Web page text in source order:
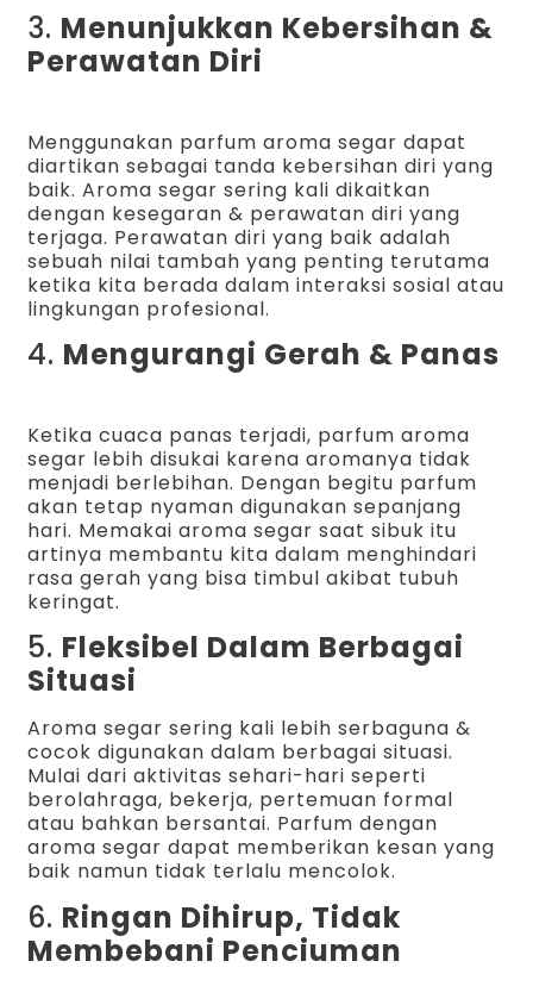
3. Menunjukkan Kebersihan &
Perawatan Diri
Menggunakan parfum aroma segar dapat
diartikan sebagai tanda kebersihan diri yang
baik. Aroma segar sering kali dikaitkan
dengan kesegaran & perawatan diri yang
terjaga. Perawatan diri yang baik adalah
sebuah nilai tambah yang penting terutama
ketika kita berada dalam interaksi sosial atau
lingkungan profesional.
4. Mengurangi Gerah & Panas
Ketika cuaca panas terjadi, parfum aroma
segar lebih disukai karena aromanya tidak
menjadi berlebihan. Dengan begitu parfum
akan tetap nyaman digunakan sepanjang
hari. Memakai aroma segar saat sibuk itu
artinya membantu kita dalam menghindari
rasa gerah yang bisa timbul akibat tubuh
keringat.
5. Fleksibel Dalam Berbagai
Situasi
Aroma segar sering kali lebih serbaguna &
cocok digunakan dalam berbagai situasi.
Mulai dari aktivitas sehari-hari seperti
berolahraga, bekerja, pertemuan formal
atau bahkan bersantai. Parfum dengan
aroma segar dapat memberikan kesan yang
baik namun tidak terlalu mencolok.
6. Ringan Dihirup, Tidak
Membebani Penciuman